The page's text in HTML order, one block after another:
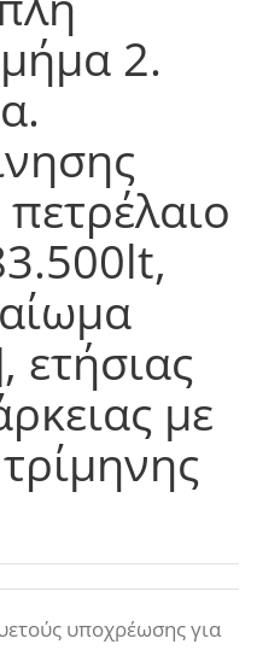
2.
ετήσιας
με
υποχρέωσης για